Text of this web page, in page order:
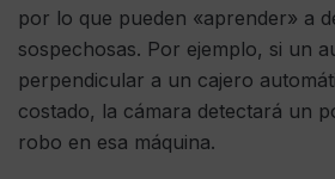
por lo que pueden «aprender» a
sospechosas. Por ejemplo, si un
perpendicular a un cajero
costado, la cámara detectará un
robo en esa máquina.